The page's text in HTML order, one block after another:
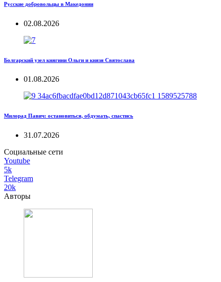
Русские добровольцы в Македонии
02.08.2026
Болгарский узел княгини Ольги и князя Святослава
01.08.2026
Милорад Павич: остановиться, обдумать, спастись
31.07.2026
Социальные сети
Youtube
5k
Telegram
20k
Авторы